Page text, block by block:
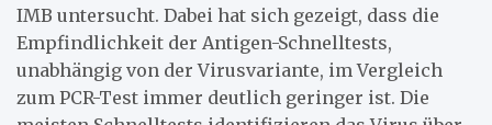
IMB untersucht. Dabei hat sich gezeigt, dass die
Empfindlichkeit der Antigen-Schnelltests,
unabhängig von der Virusvariante, im Vergleich
zum PCR-Test immer deutlich geringer ist. Die